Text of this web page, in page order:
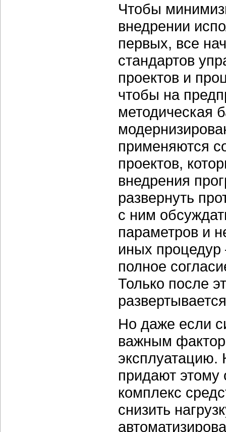
Чтобы
внедрении
первых, все
стандартов
проектов и
чтобы на
методическая
применяются
проектов,
внедрения
развернуть
с ним
параметров и
иных процедур
полное
Только после
Но даже если
важным
эксплуатацию.
придают этому
комплекс
снизить